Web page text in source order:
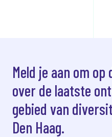
Meld je aan om
over de laatste
gebied van
Den Haag.